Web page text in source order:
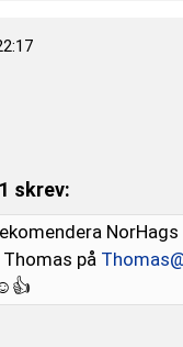
skrev:
på